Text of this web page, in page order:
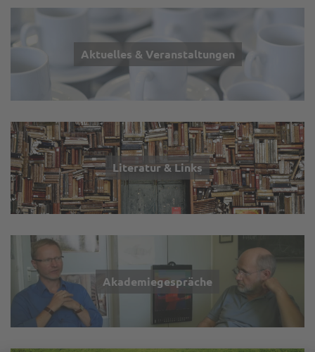
Aktuelles & Veranstaltungen
Literatur & Links
Akademiegespräche